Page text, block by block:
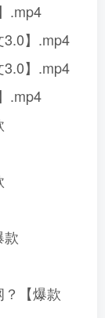
.mp4
】.mp4
】.mp4
.mp4
款
【爆款